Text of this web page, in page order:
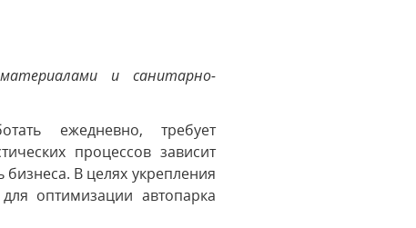
и санитарно-
ежедневно, требует
процессов зависит
бизнеса. В целях укрепления
оптимизации автопарка